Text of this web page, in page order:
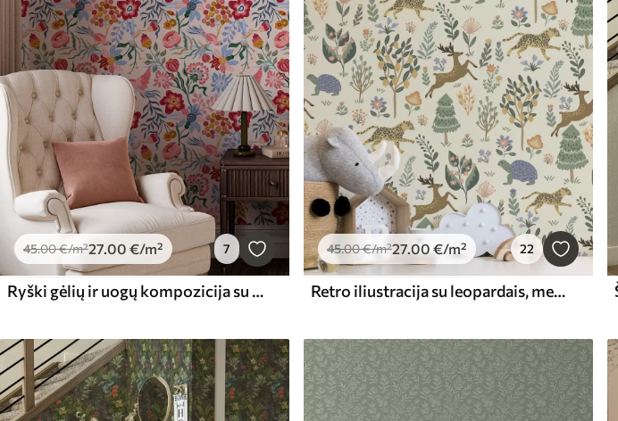
45.00€/m²27.00 €/m² 7
Ryški gėlių ir uogų kompozicija su papūgomis
45.00€/m²27.00 €/m² 22
Retro iliustracija su leopardais, medžiais ir elniais